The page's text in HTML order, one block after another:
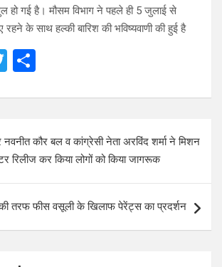
हो गई है। मौसम विभाग ने पहले ही 5 जुलाई से
के साथ हल्की बारिश की भविष्यवाणी की हुई है
T
tt
er
ar
e
कौर बल व कांग्रेसी नेता अरविंद शर्मा ने मिशन
रिलीज कर किया लोगों को किया जागरूक
तरफ फीस वसूली के खिलाफ पेरेंट्स का प्रदर्शन